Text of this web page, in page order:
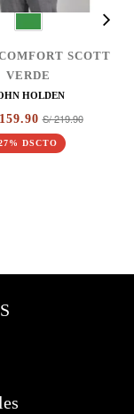
SCOTT
VERDE
HOLDEN
S/ 219.90
DSCTO